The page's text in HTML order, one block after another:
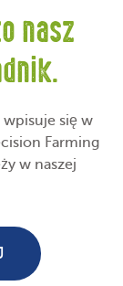
nasz
wpisuje się w
Farming
w naszej